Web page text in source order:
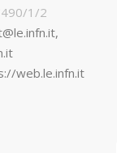
1/2
web.le.infn.it